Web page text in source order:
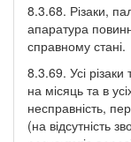
8.3.68. Різаки,
апаратура
справному стані.
8.3.69. Усі
на місяць та в
несправність,
(на відсутність